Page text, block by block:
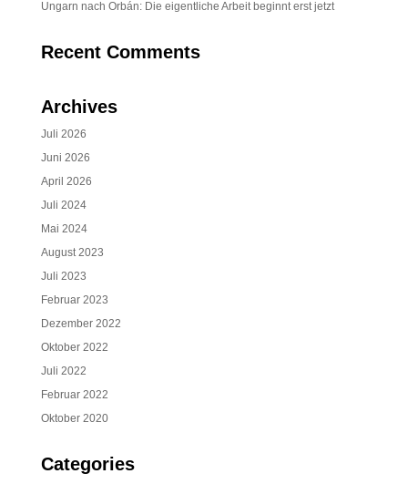
Ungarn nach Orbán: Die eigentliche Arbeit beginnt erst jetzt
Recent Comments
Archives
Juli 2026
Juni 2026
April 2026
Juli 2024
Mai 2024
August 2023
Juli 2023
Februar 2023
Dezember 2022
Oktober 2022
Juli 2022
Februar 2022
Oktober 2020
Categories